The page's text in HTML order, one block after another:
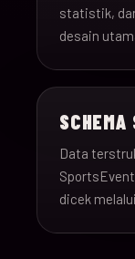
statistik,
desain
Data
dicek